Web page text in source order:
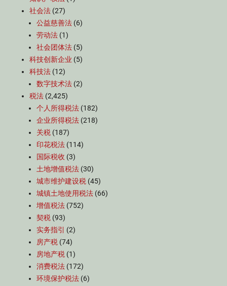
社会法 (27)
公益慈善法 (6)
劳动法 (1)
社会团体法 (5)
科技创新企业 (5)
科技法 (12)
数字技术法 (2)
税法 (2,425)
个人所得税法 (182)
企业所得税法 (218)
关税 (187)
印花税法 (114)
国际税收 (3)
土地增值税法 (30)
城市维护建设税 (45)
城镇土地使用税法 (66)
增值税法 (752)
契税 (93)
实务指引
(2)
房产税 (74)
房地产税 (1)
消费税法 (172)
环境保护税法 (6)